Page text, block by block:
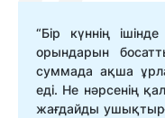
“Бір күннің
орындарын
суммада ақша
еді. Не нәрсенің
жағдайды